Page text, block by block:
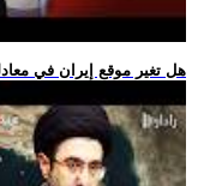
.. هل تغير موقع إيران في